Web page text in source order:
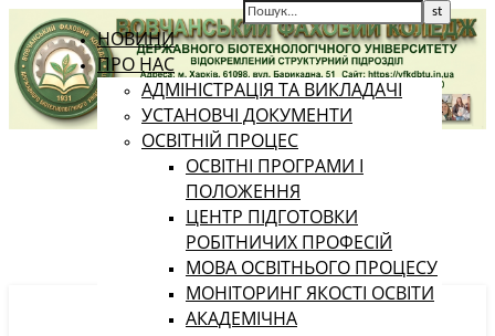
НОВИНИ
ПРО НАС
АДМІНІСТРАЦІЯ ТА ВИКЛАДАЧІ
УСТАНОВЧІ ДОКУМЕНТИ
ОСВІТНІЙ ПРОЦЕС
ОСВІТНІ ПРОГРАМИ І
ПОЛОЖЕННЯ
ЦЕНТР ПІДГОТОВКИ
РОБІТНИЧИХ ПРОФЕСІЙ
МОВА ОСВІТНЬОГО ПРОЦЕСУ
МОНІТОРИНГ ЯКОСТІ ОСВІТИ
АКАДЕМІЧНА